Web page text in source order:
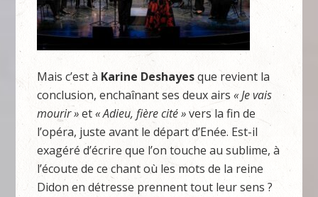
Mais c’est à Karine Deshayesque revient la
conclusion, enchaînant ses deux airs « Je vais
mourir »et« Adieu, fière cité »vers la fin de
l’opéra, juste avant le départ d’Enée. Est-il
exagéré d’écrire que l’on touche au sublime, à
l’écoute de ce chant où les mots de la reine
Didon en détresse prennent tout leur sens ?